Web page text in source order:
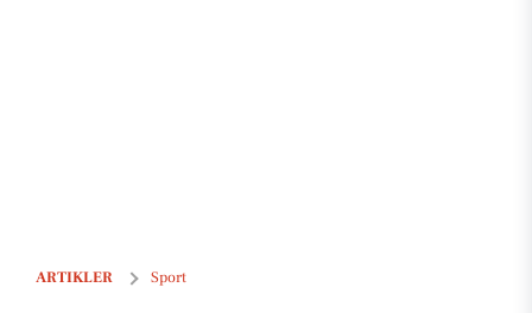
ARTIKLER Sport
Danmarks aller første kvindlige FIFA-spiller er blot 16 år